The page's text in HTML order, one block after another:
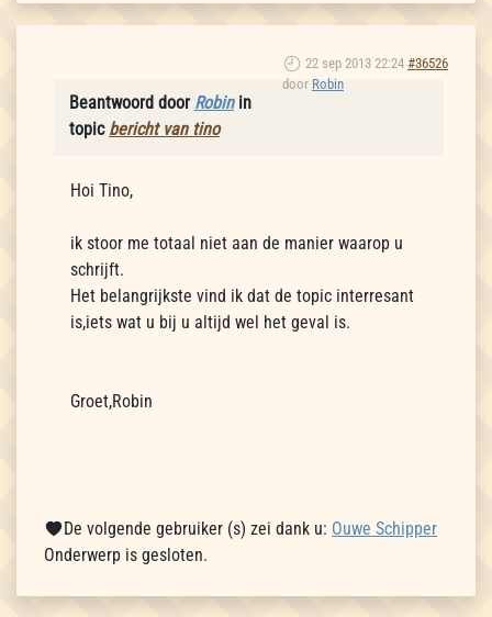
22 sep 2013 22:24 #36526
door Robin
Beantwoord door Robinin
topic bericht van tino
Hoi Tino,
ik stoor me totaal niet aan de manier waarop u
schrijft.
Het belangrijkste vind ik dat de topic interresant
is,iets wat u bij u altijd wel het geval is.
Groet,Robin
De volgende gebruiker (s) zei dank u: Ouwe Schipper
Onderwerp is gesloten.